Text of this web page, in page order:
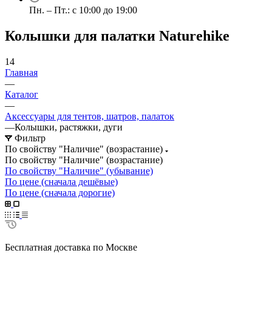
Пн. – Пт.: с 10:00 до 19:00
Колышки для палатки Naturehike
14
Главная
—
Каталог
—
Аксессуары для тентов, шатров, палаток
—Колышки, растяжки, дуги
Фильтр
По свойству "Наличие" (возрастание)
По свойству "Наличие" (возрастание)
По свойству "Наличие" (убывание)
По цене (сначала дешёвые)
По цене (сначала дорогие)
Бесплатная доставка по Москве